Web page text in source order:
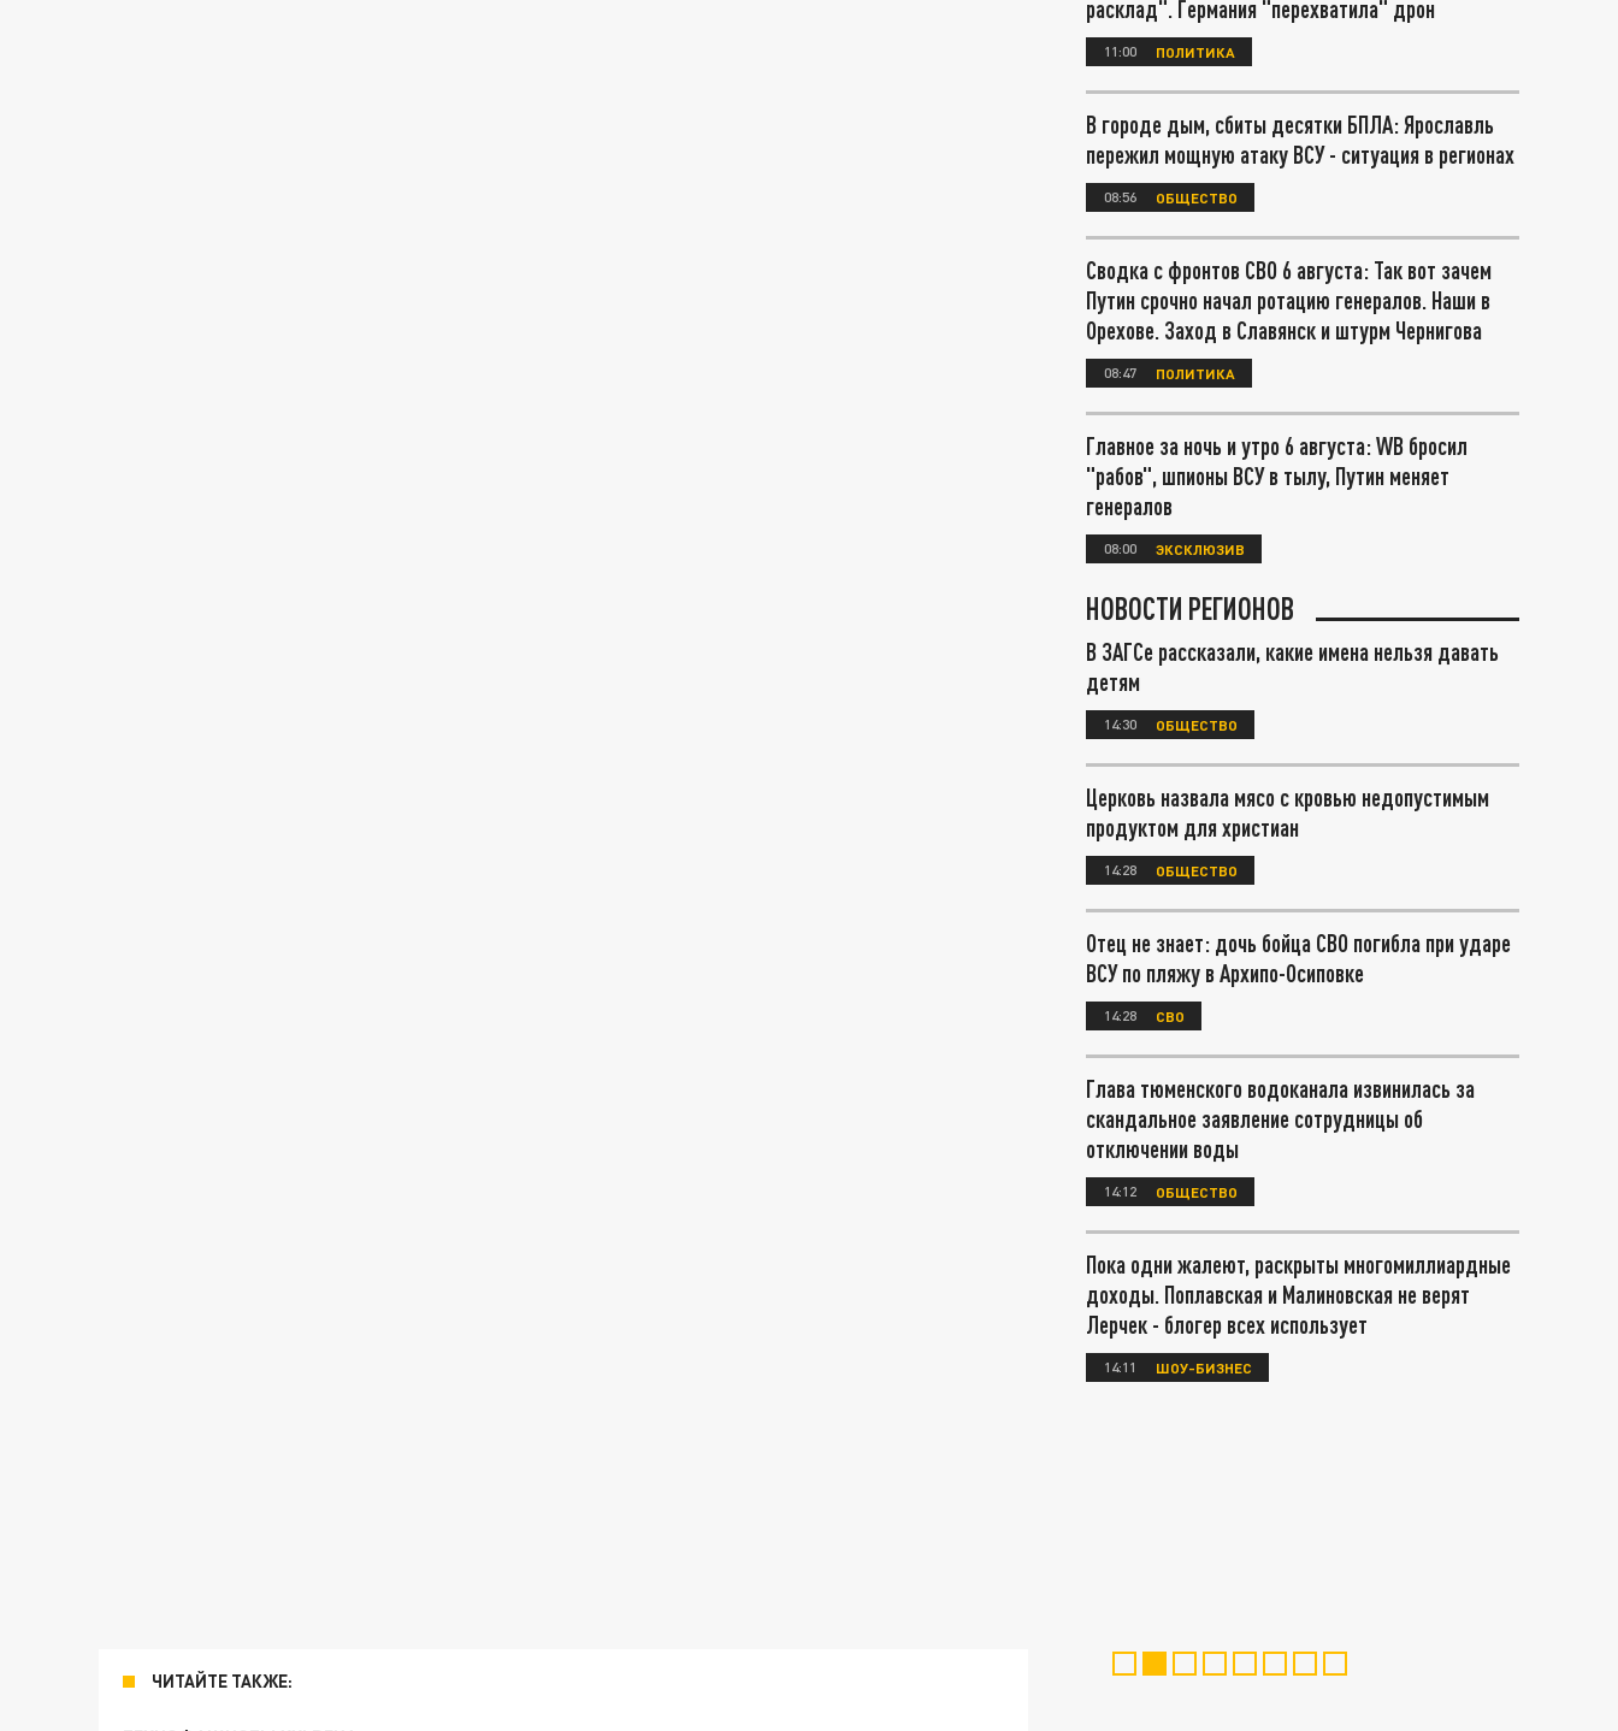
ЧИТАЙТЕ ТАКЖЕ:
расклад". Германия "перехватила" дрон
11:00 ПОЛИТИКА
В городе дым, сбиты десятки БПЛА: Ярославль
пережил мощную атаку ВСУ - ситуация в регионах
08:56 ОБЩЕСТВО
Сводка с фронтов СВО 6 августа: Так вот зачем
Путин срочно начал ротацию генералов. Наши в
Орехове. Заход в Славянск и штурм Чернигова
08:47 ПОЛИТИКА
Главное за ночь и утро 6 августа: WB бросил
"рабов", шпионы ВСУ в тылу, Путин меняет
генералов
08:00 ЭКСКЛЮЗИВ
НОВОСТИ РЕГИОНОВ
В ЗАГСе рассказали, какие имена нельзя давать
детям
14:30 ОБЩЕСТВО
Церковь назвала мясо с кровью недопустимым
продуктом для христиан
14:28 ОБЩЕСТВО
Отец не знает: дочь бойца СВО погибла при ударе
ВСУ по пляжу в Архипо-Осиповке
14:28 СВО
Глава тюменского водоканала извинилась за
скандальное заявление сотрудницы об
отключении воды
14:12 ОБЩЕСТВО
Пока одни жалеют, раскрыты многомиллиардные
доходы. Поплавская и Малиновская не верят
Лерчек - блогер всех использует
14:11 ШОУ-БИЗНЕС